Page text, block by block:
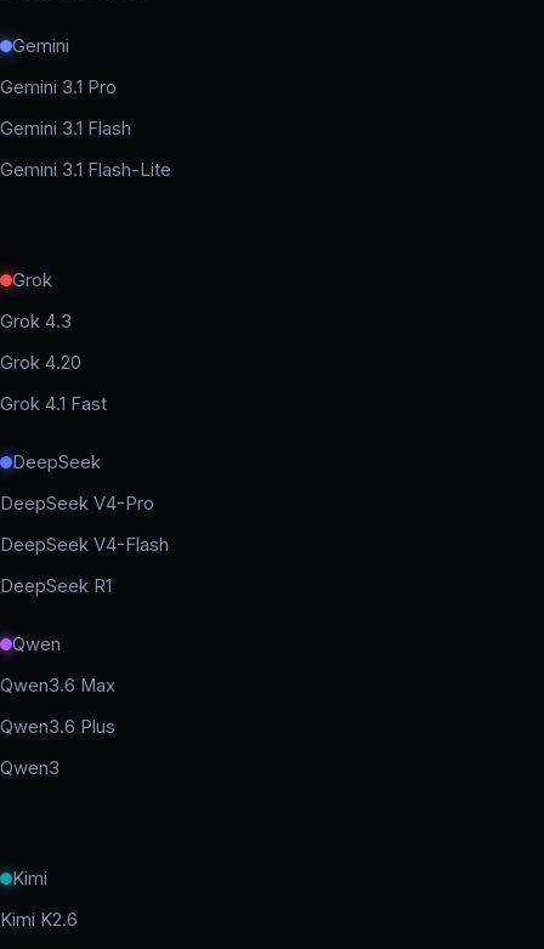
Gemini
Gemini 3.1 Pro
Gemini 3.1 Flash
Gemini 3.1 Flash-Lite
Grok
Grok 4.3
Grok 4.20
Grok 4.1 Fast
DeepSeek
DeepSeek V4-Pro
DeepSeek V4-Flash
DeepSeek R1
Qwen
Qwen3.6 Max
Qwen3.6 Plus
Qwen3
Kimi
Kimi K2.6